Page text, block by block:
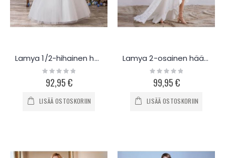
Lamya 1/2-hihainen hääpuku L819
Rating:
0%
92,95 €
LISÄÄ OSTOSKORIIN
Lamya 2-osainen hääpuku L465
Rating:
0%
99,95 €
LISÄÄ OSTOSKORIIN